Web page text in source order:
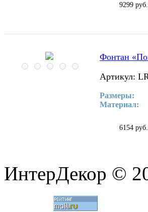
9299 руб.
Фонтан
Артикул:
Размеры:
Материал:
6154 руб.
ИнтерДекор ©